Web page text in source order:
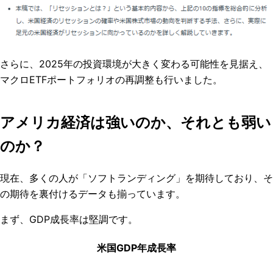
さらに、2025年の投資環境が大きく変わる可能性を見据え、
マクロETFポートフォリオの再調整も行いました。
アメリカ経済は強いのか、それとも弱い
のか？
現在、多くの人が「ソフトランディング」を期待しており、そ
の期待を裏付けるデータも揃っています。
まず、GDP成長率は堅調です。
米国GDP年成長率